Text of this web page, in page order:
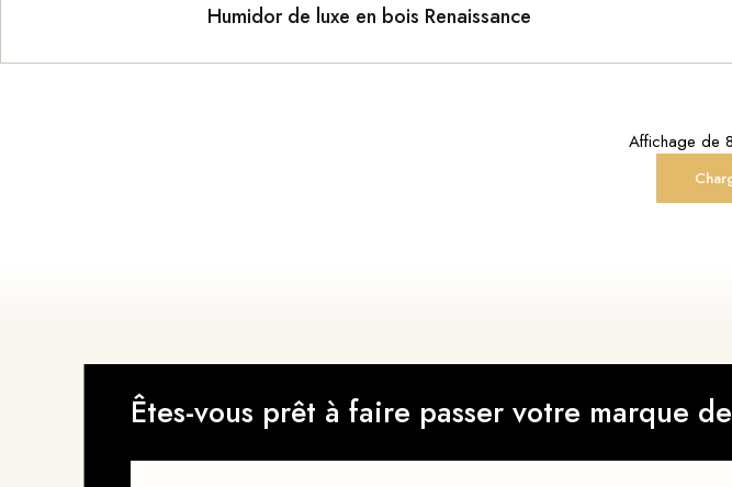
Humidor de luxe en bois Renaissance
Affichage de
Êtes-vous prêt à faire passer votre marque